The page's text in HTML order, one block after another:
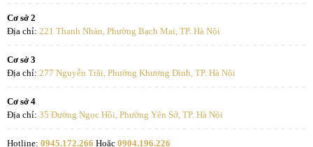
còn gặp tình trạng chỗ quá nóng, chỗ quá lạnh. Luồng gió đi qua
gas R32 cho cảm giác mát sâu, dễ chịu, không gây khô da hay đau
đầu tư
Với mức công suất 28000 BTU và hàng loạt tính năng thông minh,
Cơ sở 2
Địa chỉ: 221 Thanh Nhàn, Phường Bạch Mai, TP. Hà Nội
Cơ sở 3
Địa chỉ: 277 Nguyễn Trãi, Phường Khương Đình, TP. Hà Nội
Cơ sở 4
Địa chỉ: 35 Đường Ngọc Hồi, Phường Yên Sở, TP. Hà Nội
Hotline: 0945.172.266 Hoặc 0904.196.226